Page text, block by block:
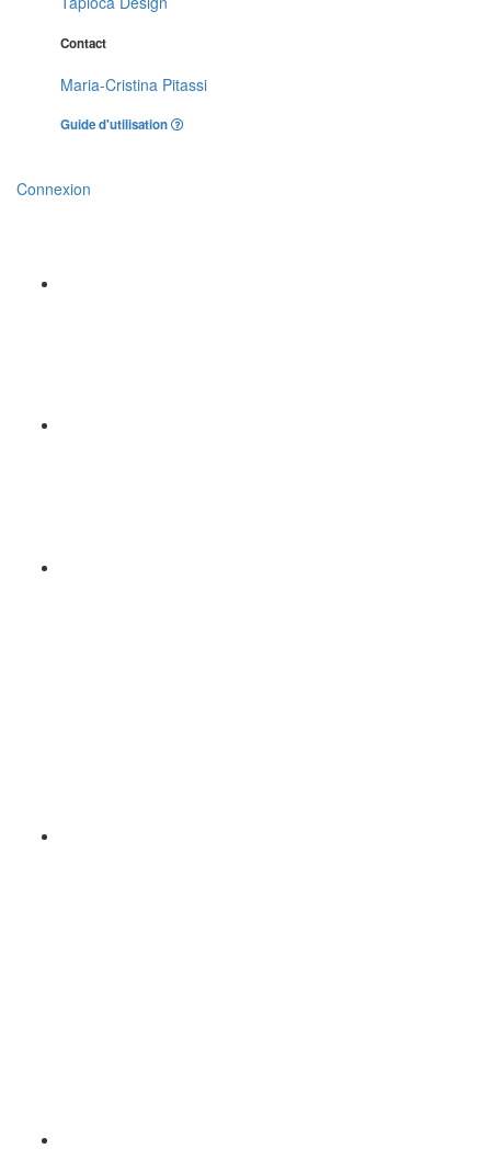
Contact
Maria-Cristina Pitassi
Guide d'utilisation
Connexion